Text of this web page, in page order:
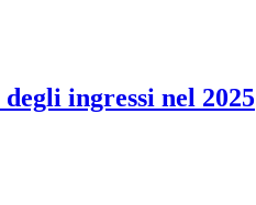
ingressi nel 2025